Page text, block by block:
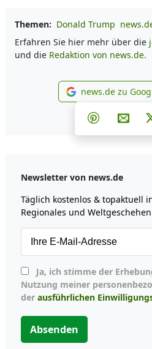
Themen: Donald Trump
Erfahren Sie hier mehr über die
und die Redaktion von news.de.
news.de zu
Teilen auf
Teilen auf
Per
Newsletter von news.de
Täglich kostenlos & topaktuell
Regionales und
Nutzung meiner
der ausführlichen
Absenden